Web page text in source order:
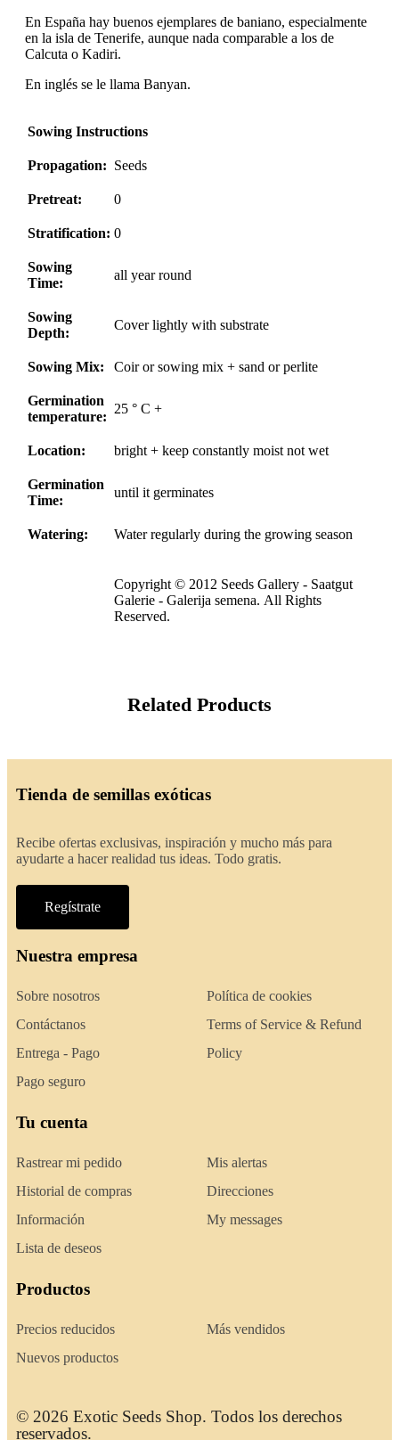
En España hay buenos ejemplares de baniano, especialmente
en la isla de Tenerife, aunque nada comparable a los de
Calcuta o Kadiri.
En inglés se le llama Banyan.
Sowing Instructions
Propagation: Seeds
Pretreat: 0
Stratification: 0
Sowing
Time:
all year round
Sowing
Depth:
Cover lightly with substrate
Sowing Mix: Coir or sowing mix + sand or perlite
Germination
temperature:
25 ° C +
Location: bright + keep constantly moist not wet
Germination
Time:
until it germinates
Watering: Water regularly during the growing season
Copyright © 2012 Seeds Gallery - Saatgut
Galerie - Galerija semena. All Rights
Reserved.
Related Products
Tienda de semillas exóticas
Recibe ofertas exclusivas, inspiración y mucho más para
ayudarte a hacer realidad tus ideas. Todo gratis.
Regístrate
Nuestra empresa
Sobre nosotros
Contáctanos
Entrega - Pago
Pago seguro
Política de cookies
Terms of Service & Refund
Policy
Tu cuenta
Rastrear mi pedido
Historial de compras
Información
Lista de deseos
Mis alertas
Direcciones
My messages
Productos
Precios reducidos
Nuevos productos
Más vendidos
© 2026 Exotic Seeds Shop. Todos los derechos
reservados.